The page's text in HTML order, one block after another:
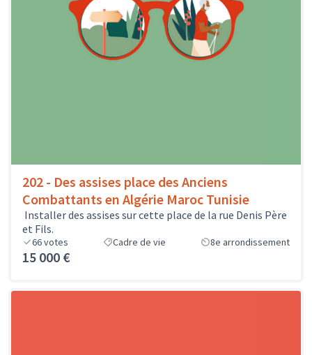
202 - Des assises place des Anciens
Combattants en Algérie Maroc Tunisie
Installer des assises sur cette place de la rue Denis Père
et Fils.
66votes Cadre de vie 8e arrondissement
15 000 €